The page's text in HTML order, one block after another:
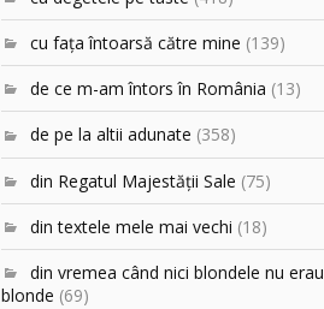
cu faţa întoarsă către mine (139)
de ce m-am întors în România (13)
de pe la altii adunate (358)
din Regatul Majestăţii Sale (75)
din textele mele mai vechi (18)
din vremea când nici blondele nu erau
blonde (69)